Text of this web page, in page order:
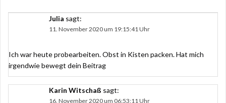
Julia sagt:
11. November 2020 um 19:15:41 Uhr
Ich war heute probearbeiten. Obst in Kisten packen. Hat mich
irgendwie bewegt dein Beitrag
Karin Witschaß sagt:
16. November 2020 um 06:53:11 Uhr